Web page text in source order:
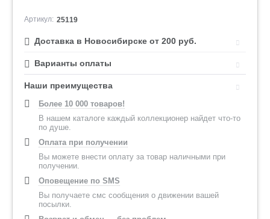
Артикул: 25119
Доставка в Новосибирске от 200 руб.
Варианты оплаты
Наши преимущества
Более 10 000 товаров!
В нашем каталоге каждый коллекционер найдет что-то
по душе.
Оплата при получении
Вы можете внести оплату за товар наличными при
получении.
Оповещение по SMS
Вы получаете смс сообщения о движении вашей
посылки.